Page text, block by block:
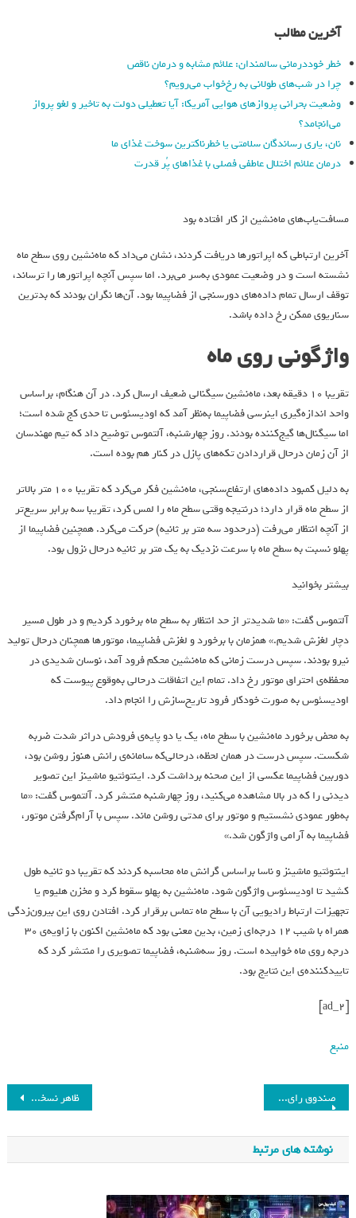
آخرین مطالب
خطر خوددرمانی سالمندان: علائم مشابه و درمان ناقص
چرا در شب‌های طولانی به رخ‌خواب می‌رویم؟
وضعیت بحرانی پروازهای هوایی آمریکا: آیا تعطیلی دولت به تاخیر و لغو پرواز
می‌انجامد؟
نان، یاری رساندگان سلامتی یا خطرناکترین سوخت غذای ما
درمان علائم اختلال عاطفی فصلی با غذاهای پُر قدرت
مسافت‌یاب‌های ماه‌نشین از کار افتاده بود
آخرین ارتباطی که اپراتورها دریافت کردند، نشان می‌داد که ماه‌نشین روی سطح ماه
نشسته است و در وضعیت عمودی به‌سر می‌برد. اما سپس آنچه اپراتورها را ترساند،
توقف ارسال تمام داده‌های دورسنجی از فضاپیما بود. آن‌ها نگران بودند که بدترین
سناریوی ممکن رخ داده باشد.
واژگونی روی ماه
تقریبا ۱۰ دقیقه بعد، ماه‌نشین سیگنالی ضعیف ارسال کرد. در آن هنگام، براساس
واحد اندازه‌گیری اینرسی فضاپیما به‌نظر آمد که اودیسئوس تا حدی کج شده است؛
اما سیگنال‌ها گیج‌کننده بودند. روز چهارشنبه، آلتموس توضیح داد که تیم مهندسان
از آن زمان درحال قراردادن تکه‌های پازل در کنار هم بوده است.
به دلیل کمبود داده‌های ارتفاع‌سنجی، ماه‌نشین فکر می‌کرد که تقریبا ۱۰۰ متر بالاتر
از سطح ماه قرار دارد؛ درنتیجه وقتی سطح ماه را لمس کرد، تقریبا سه برابر سریع‌تر
از آنچه انتظار می‌رفت (درحدود سه متر بر ثانیه) حرکت می‌کرد. همچنین فضاپیما از
پهلو نسبت به سطح ماه با سرعت نزدیک به یک متر بر ثانیه درحال نزول بود.
بیشتر بخوانید
آلتموس گفت: «ما شدیدتر از حد انتظار به سطح ماه برخورد کردیم و در طول مسیر
دچار لغزش شدیم.» همزمان با برخورد و لغزش فضاپیما، موتورها همچنان درحال تولید
نیرو بودند. سپس درست زمانی که ماه‌نشین محکم فرود آمد، نوسان شدیدی در
محفظه‌ی احتراق موتور رخ داد. تمام این اتفاقات درحالی به‌وقوع پیوست که
اودیسئوس به صورت خودکار فرود تاریخ‌سازش را انجام داد.
به محض برخورد ماه‌نشین با سطح ماه، یک یا دو پایه‌ی فرودش دراثر شدت ضربه
شکست. سپس درست در همان لحظه، درحالی‌که سامانه‌ی رانش هنوز روشن بود،
دوربین فضاپیما عکسی از این صحنه برداشت کرد. اینتوئتیو ماشینز این تصویر
دیدنی را که در بالا مشاهده می‌کنید، روز چهارشنبه منتشر کرد. آلتموس گفت: «ما
به‌طور عمودی نشستیم و موتور برای مدتی روشن ماند. سپس با آرام‌گرفتن موتور،
فضاپیما به آرامی واژگون شد.»
اینتوئتیو ماشینز و ناسا براساس گرانش ماه محاسبه کردند که تقریبا دو ثانیه طول
کشید تا اودیسئوس واژگون شود. ماه‌نشین به پهلو سقوط کرد و مخزن هلیوم یا
تجهیزات ارتباط رادیویی آن با سطح ماه تماس برقرار کرد. افتادن روی این بیرون‌زدگی
همراه با شیب ۱۲ درجه‌ای زمین، بدین معنی بود که ماه‌نشین اکنون با زاویه‌ی ۳۰
درجه روی ماه خوابیده است. روز سه‌شنبه، فضاپیما تصویری را منتشر کرد که
تاییدکننده‌ی این نتایج بود.
منبع
ظاهر نسخه اندروید واتساپ تا حدی تغییر می‌کند صندوق رای سیار در برخی بیمارستان‌های کشور + عکس
نوشته های مرتبط